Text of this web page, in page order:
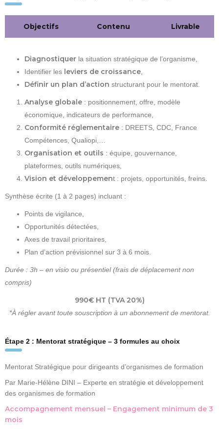
Objectifs Contenu Livrable
Diagnostiquer la situation stratégique de l’organisme,
Identifier les leviers de croissance,
Définir un plan d’action structurant pour le mentorat.
Analyse globale : positionnement, offre, modèle
économique, indicateurs de performance,
Conformité réglementaire : DREETS, CDC, France
Compétences, Qualiopi,…
Organisation et outils : équipe, gouvernance,
plateformes, outils numériques,
Vision et développement : projets, opportunités, freins.
Synthèse écrite (1 à 2 pages) incluant :
Points de vigilance,
Opportunités détectées,
Axes de travail prioritaires,
Plan d’action prévisionnel sur 3 à 6 mois.
Durée : 3h – en visio ou présentiel (frais de déplacement non
compris)
990€ HT (TVA 20%)
*À régler avant toute souscription à un abonnement de mentorat.
Étape 2 : Mentorat stratégique – 3 formules au choix
Mentorat Stratégique pour dirigeants d’organismes de formation
Par Marie-Hélène DINI – Experte en stratégie et développement
des organismes de formation
Accompagnement mensuel – Engagement minimum de 3
mois